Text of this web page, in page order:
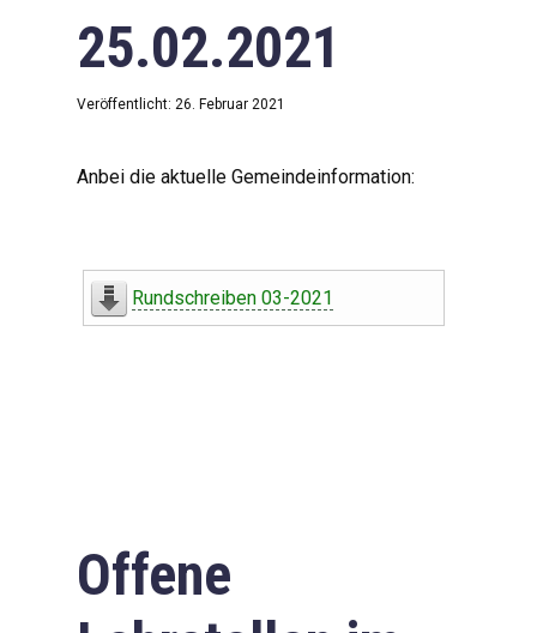
Datenschutzerklärung
25.02.2021
Veröffentlicht: 26. Februar 2021
Anbei die aktuelle Gemeindeinformation:
Rundschreiben 03-2021
Offene